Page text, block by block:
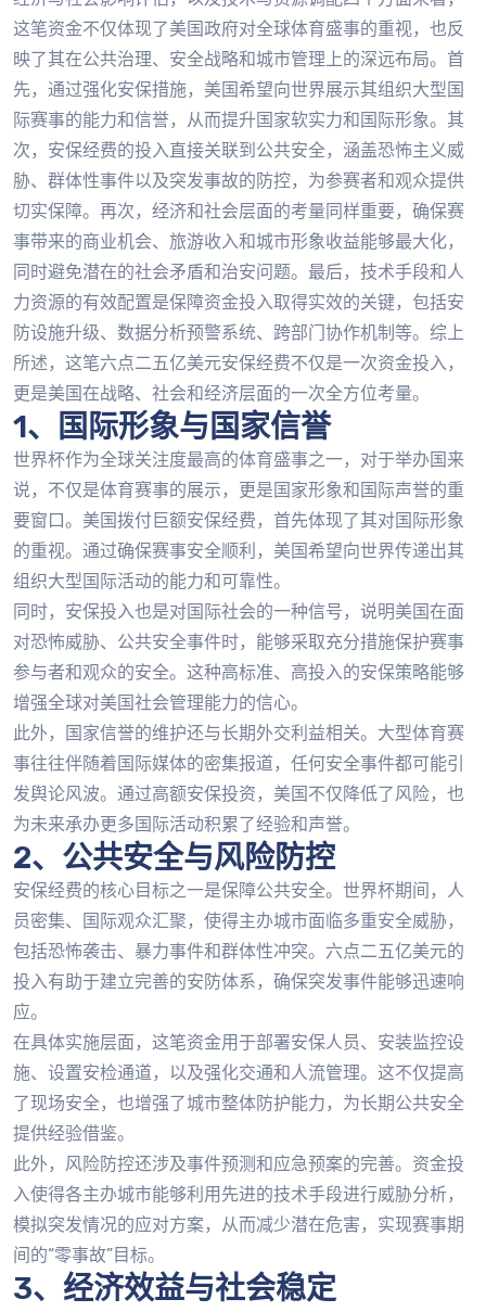
这笔资金不仅体现了美国政府对全球体育盛事的重视，也反
映了其在公共治理、安全战略和城市管理上的深远布局。首
先，通过强化安保措施，美国希望向世界展示其组织大型国
际赛事的能力和信誉，从而提升国家软实力和国际形象。其
次，安保经费的投入直接关联到公共安全，涵盖恐怖主义威
胁、群体性事件以及突发事故的防控，为参赛者和观众提供
切实保障。再次，经济和社会层面的考量同样重要，确保赛
事带来的商业机会、旅游收入和城市形象收益能够最大化，
同时避免潜在的社会矛盾和治安问题。最后，技术手段和人
力资源的有效配置是保障资金投入取得实效的关键，包括安
防设施升级、数据分析预警系统、跨部门协作机制等。综上
所述，这笔六点二五亿美元安保经费不仅是一次资金投入，
更是美国在战略、社会和经济层面的一次全方位考量。
1、国际形象与国家信誉
世界杯作为全球关注度最高的体育盛事之一，对于举办国来
说，不仅是体育赛事的展示，更是国家形象和国际声誉的重
要窗口。美国拨付巨额安保经费，首先体现了其对国际形象
的重视。通过确保赛事安全顺利，美国希望向世界传递出其
组织大型国际活动的能力和可靠性。
同时，安保投入也是对国际社会的一种信号，说明美国在面
对恐怖威胁、公共安全事件时，能够采取充分措施保护赛事
参与者和观众的安全。这种高标准、高投入的安保策略能够
增强全球对美国社会管理能力的信心。
此外，国家信誉的维护还与长期外交利益相关。大型体育赛
事往往伴随着国际媒体的密集报道，任何安全事件都可能引
发舆论风波。通过高额安保投资，美国不仅降低了风险，也
为未来承办更多国际活动积累了经验和声誉。
2、公共安全与风险防控
安保经费的核心目标之一是保障公共安全。世界杯期间，人
员密集、国际观众汇聚，使得主办城市面临多重安全威胁，
包括恐怖袭击、暴力事件和群体性冲突。六点二五亿美元的
投入有助于建立完善的安防体系，确保突发事件能够迅速响
应。
在具体实施层面，这笔资金用于部署安保人员、安装监控设
施、设置安检通道，以及强化交通和人流管理。这不仅提高
了现场安全，也增强了城市整体防护能力，为长期公共安全
提供经验借鉴。
此外，风险防控还涉及事件预测和应急预案的完善。资金投
入使得各主办城市能够利用先进的技术手段进行威胁分析，
模拟突发情况的应对方案，从而减少潜在危害，实现赛事期
间的“零事故”目标。
3、经济效益与社会稳定